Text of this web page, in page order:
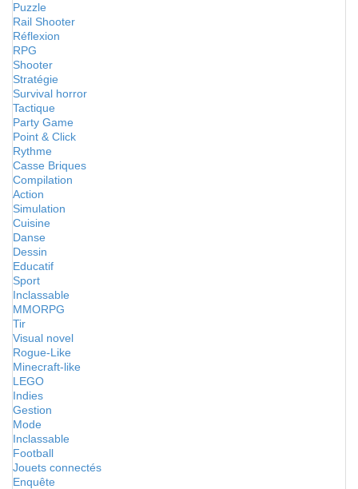
Puzzle
Rail Shooter
Réflexion
RPG
Shooter
Stratégie
Survival horror
Tactique
Party Game
Point & Click
Rythme
Casse Briques
Compilation
Action
Simulation
Cuisine
Danse
Dessin
Educatif
Sport
Inclassable
MMORPG
Tir
Visual novel
Rogue-Like
Minecraft-like
LEGO
Indies
Gestion
Mode
Inclassable
Football
Jouets connectés
Enquête